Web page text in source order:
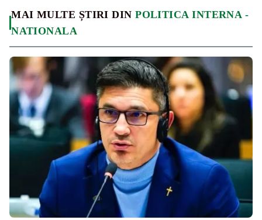
MAI MULTE ȘTIRI DINPOLITICA INTERNA -
NATIONALA